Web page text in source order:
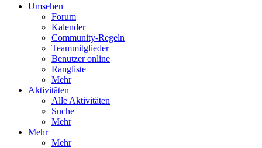
Umsehen
Forum
Kalender
Community-Regeln
Teammitglieder
Benutzer online
Rangliste
Mehr
Aktivitäten
Alle Aktivitäten
Suche
Mehr
Mehr
Mehr